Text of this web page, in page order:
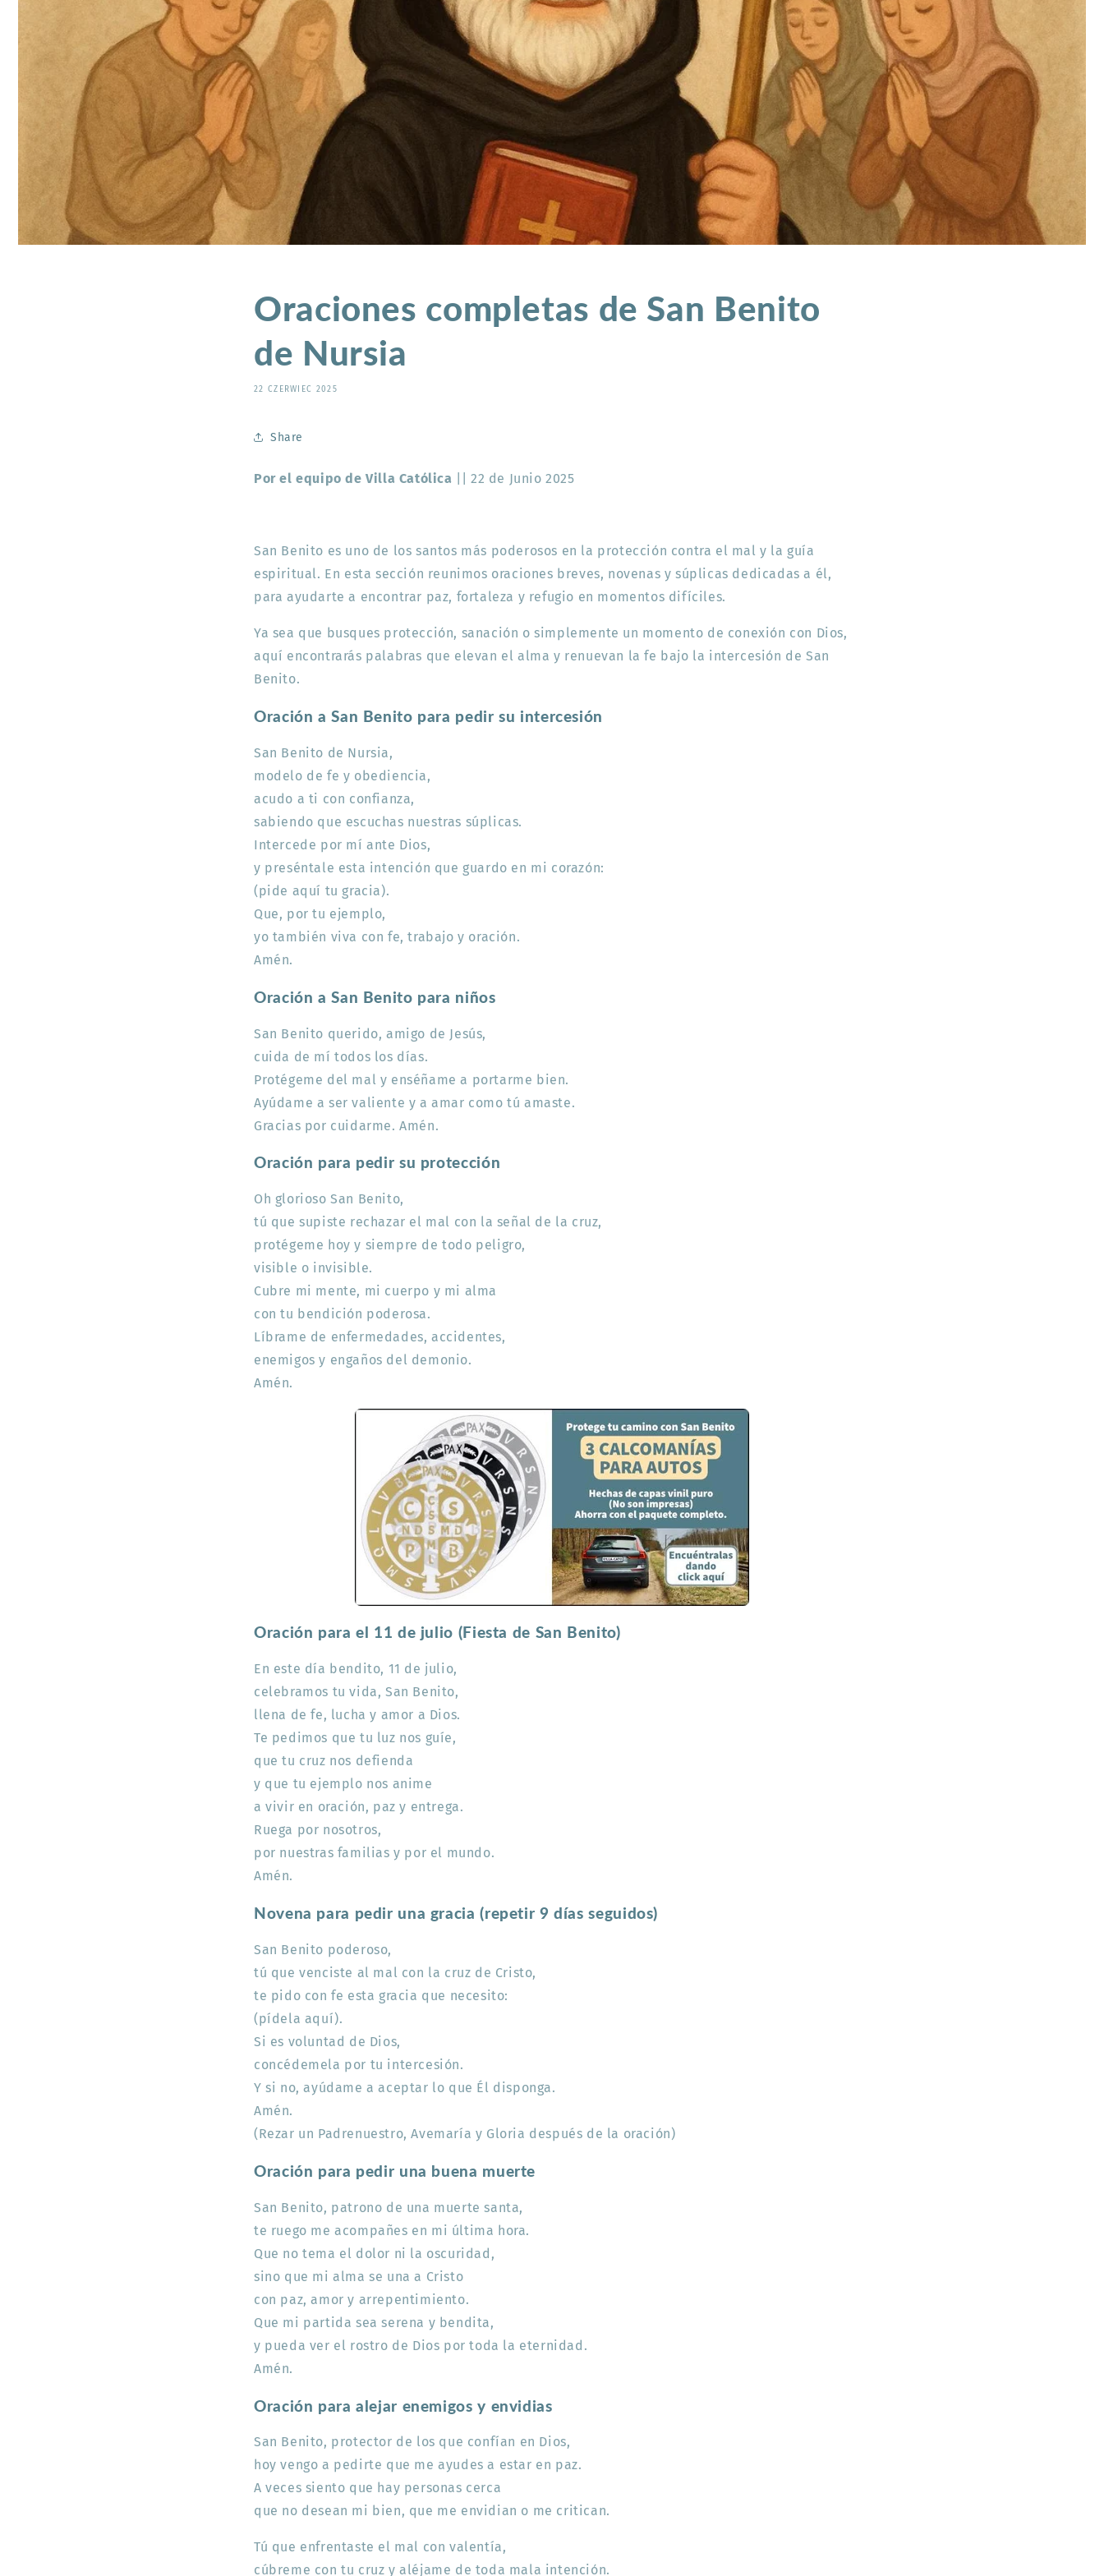
Oraciones completas de San Benito
de Nursia
22 CZERWIEC 2025
Share
Por el equipo de Villa Católica || 22 de Junio 2025
San Benito es uno de los santos más poderosos en la protección contra el mal y la guía
espiritual. En esta sección reunimos oraciones breves, novenas y súplicas dedicadas a él,
para ayudarte a encontrar paz, fortaleza y refugio en momentos difíciles.
Ya sea que busques protección, sanación o simplemente un momento de conexión con Dios,
aquí encontrarás palabras que elevan el alma y renuevan la fe bajo la intercesión de San
Benito.
Oración a San Benito para pedir su intercesión
San Benito de Nursia,
modelo de fe y obediencia,
acudo a ti con confianza,
sabiendo que escuchas nuestras súplicas.
Intercede por mí ante Dios,
y preséntale esta intención que guardo en mi corazón:
(pide aquí tu gracia).
Que, por tu ejemplo,
yo también viva con fe, trabajo y oración.
Amén.
Oración a San Benito para niños
San Benito querido, amigo de Jesús,
cuida de mí todos los días.
Protégeme del mal y enséñame a portarme bien.
Ayúdame a ser valiente y a amar como tú amaste.
Gracias por cuidarme. Amén.
Oración para pedir su protección
Oh glorioso San Benito,
tú que supiste rechazar el mal con la señal de la cruz,
protégeme hoy y siempre de todo peligro,
visible o invisible.
Cubre mi mente, mi cuerpo y mi alma
con tu bendición poderosa.
Líbrame de enfermedades, accidentes,
enemigos y engaños del demonio.
Amén.
Oración para el 11 de julio (Fiesta de San Benito)
En este día bendito, 11 de julio,
celebramos tu vida, San Benito,
llena de fe, lucha y amor a Dios.
Te pedimos que tu luz nos guíe,
que tu cruz nos defienda
y que tu ejemplo nos anime
a vivir en oración, paz y entrega.
Ruega por nosotros,
por nuestras familias y por el mundo.
Amén.
Novena para pedir una gracia (repetir 9 días seguidos)
San Benito poderoso,
tú que venciste al mal con la cruz de Cristo,
te pido con fe esta gracia que necesito:
(pídela aquí).
Si es voluntad de Dios,
concédemela por tu intercesión.
Y si no, ayúdame a aceptar lo que Él disponga.
Amén.
(Rezar un Padrenuestro, Avemaría y Gloria después de la oración)
Oración para pedir una buena muerte
San Benito, patrono de una muerte santa,
te ruego me acompañes en mi última hora.
Que no tema el dolor ni la oscuridad,
sino que mi alma se una a Cristo
con paz, amor y arrepentimiento.
Que mi partida sea serena y bendita,
y pueda ver el rostro de Dios por toda la eternidad.
Amén.
Oración para alejar enemigos y envidias
San Benito, protector de los que confían en Dios,
hoy vengo a pedirte que me ayudes a estar en paz.
A veces siento que hay personas cerca
que no desean mi bien, que me envidian o me critican.
Tú que enfrentaste el mal con valentía,
cúbreme con tu cruz y aléjame de toda mala intención.